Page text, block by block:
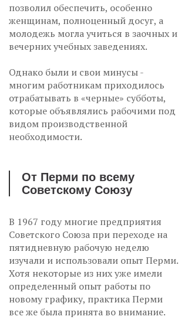
позволил обеспечить, особенно
женщинам, полноценный досуг, а
молодежь могла учиться в заочных и
вечерних учебных заведениях.
Однако были и свои минусы -
многим работникам приходилось
отрабатывать в «черные» субботы,
которые объявлялись рабочими под
видом производственной
необходимости.
От Перми по всему
Советскому Союзу
В 1967 году многие предприятия
Советского Союза при переходе на
пятидневную рабочую неделю
изучали и использовали опыт Перми.
Хотя некоторые из них уже имели
определенный опыт работы по
новому графику, практика Перми
все же была принята во внимание.